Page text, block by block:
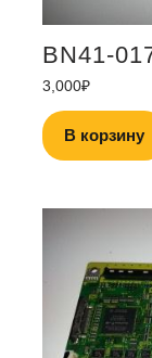
BN41-
3,000₽
В корзину